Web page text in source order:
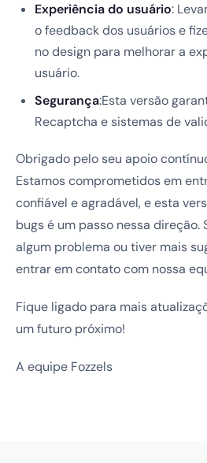
Experiência do usuário:
o feedback dos usuários e
no design para melhorar a
usuário.
Segurança:Esta versão
Recaptcha e sistemas de
Obrigado pelo seu apoio
Estamos comprometidos em
confiável e agradável, e esta
bugs é um passo nessa direção.
algum problema ou tiver mais
entrar em contato com nossa
Fique ligado para mais
um futuro próximo!
A equipe Fozzels